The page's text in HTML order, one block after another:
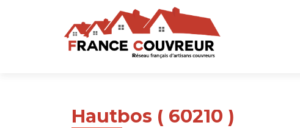
Hautbos ( 60210 )